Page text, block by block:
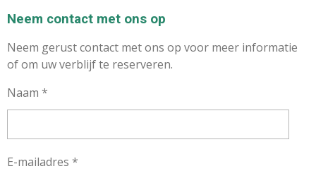
Neem contact met ons op
Neem gerust contact met ons op voor meer informatie
of om uw verblijf te reserveren.
Naam *
E-mailadres *